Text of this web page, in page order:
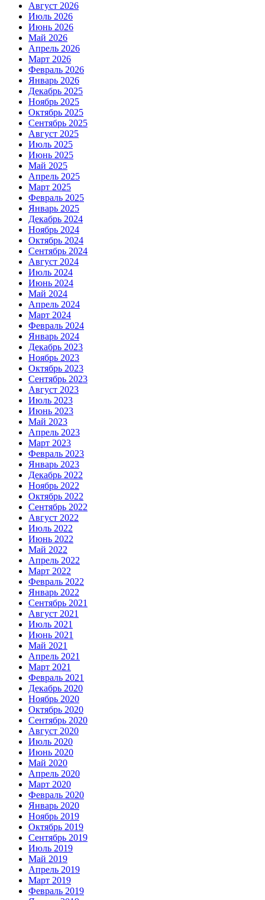
Август 2026
Июль 2026
Июнь 2026
Май 2026
Апрель 2026
Март 2026
Февраль 2026
Январь 2026
Декабрь 2025
Ноябрь 2025
Октябрь 2025
Сентябрь 2025
Август 2025
Июль 2025
Июнь 2025
Май 2025
Апрель 2025
Март 2025
Февраль 2025
Январь 2025
Декабрь 2024
Ноябрь 2024
Октябрь 2024
Сентябрь 2024
Август 2024
Июль 2024
Июнь 2024
Май 2024
Апрель 2024
Март 2024
Февраль 2024
Январь 2024
Декабрь 2023
Ноябрь 2023
Октябрь 2023
Сентябрь 2023
Август 2023
Июль 2023
Июнь 2023
Май 2023
Апрель 2023
Март 2023
Февраль 2023
Январь 2023
Декабрь 2022
Ноябрь 2022
Октябрь 2022
Сентябрь 2022
Август 2022
Июль 2022
Июнь 2022
Май 2022
Апрель 2022
Март 2022
Февраль 2022
Январь 2022
Сентябрь 2021
Август 2021
Июль 2021
Июнь 2021
Май 2021
Апрель 2021
Март 2021
Февраль 2021
Декабрь 2020
Ноябрь 2020
Октябрь 2020
Сентябрь 2020
Август 2020
Июль 2020
Июнь 2020
Май 2020
Апрель 2020
Март 2020
Февраль 2020
Январь 2020
Ноябрь 2019
Октябрь 2019
Сентябрь 2019
Июль 2019
Май 2019
Апрель 2019
Март 2019
Февраль 2019